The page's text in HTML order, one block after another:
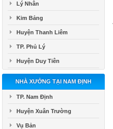
Lý Nhân
Kim Bảng
Huyện Thanh Liêm
TP. Phủ Lý
Huyện Duy Tiên
NHÀ XƯỞNG TẠI NAM ĐỊNH
TP. Nam Định
Huyện Xuân Trường
Vụ Bản